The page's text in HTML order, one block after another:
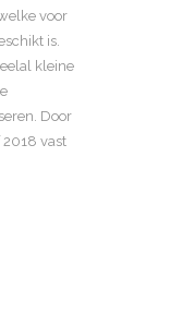
voor
is.
kleine
Door
vast